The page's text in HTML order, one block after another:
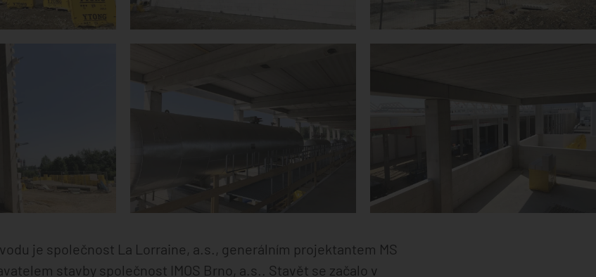
je společnost La Lorraine, a.s., generálním projektantem MS
stavby společnost IMOS Brno, a.s.. Stavět se začalo v